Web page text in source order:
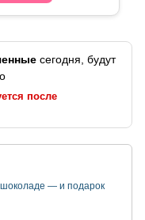
сегодня, будут
после
— и подарок